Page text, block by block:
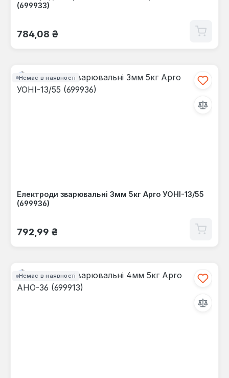
(699933)
Звичайна ціна:
784,08 ₴
Немає в наявності
Електроди зварювальні 3мм 5кг Apro УОНІ-13/55
(699936)
Звичайна ціна:
792,99 ₴
Немає в наявності